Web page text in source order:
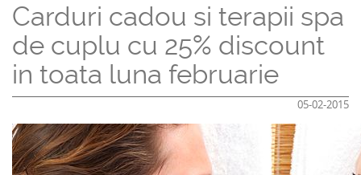
Carduri cadou si terapii spa
de cuplu cu 25% discount
in toata luna februarie
05-02-2015